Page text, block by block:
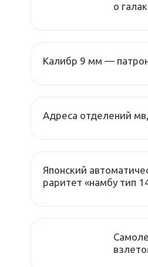
о
Калибр 9 мм —
Адреса отделений
Японский
раритет «намбу тип